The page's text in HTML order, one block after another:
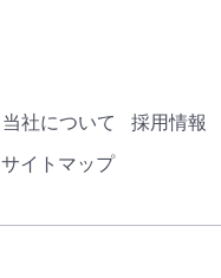
当社について 採用情報
サイトマップ